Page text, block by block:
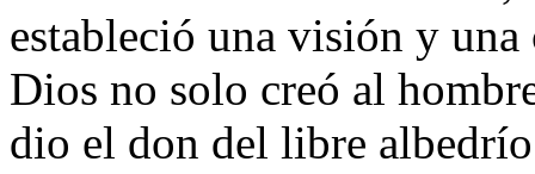
estableció una visión y
Dios no solo creó al
dio el don del libre